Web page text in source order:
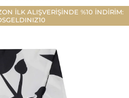
İLK ALIŞVERİŞİNDE %10 İNDİRİM: